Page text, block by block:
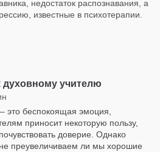
недостаток распознавания, а
известные в психотерапии.
духовному учителю
это беспокоящая эмоция,
приносит некоторую пользу,
доверие. Однако
преувеличиваем ли мы хорошие